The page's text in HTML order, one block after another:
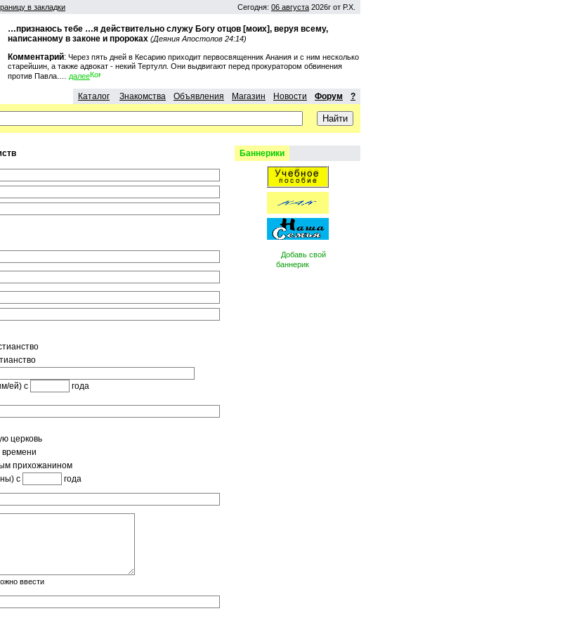
в закладки Сегодня: 06 августа 2026г от Р.Х.
…признаюсь тебе …я действительно служу Богу отцов [моих], веруя всему,
написанному в законе и пророках (Деяния Апостолов 24:14)
Комментарий: Через пять дней в Кесарию приходит первосвященник Анания и с ним несколько
старейшин, а также адвокат - некий Тертулл. Они выдвигают перед прокуратором обвинения
против Павла.… далее
Каталог Знакомства Объявления Магазин Новости Форум ?
ей) с
года
церковь
прихожанином
с
года
ввести
Баннерики
Добавь свой
баннерик